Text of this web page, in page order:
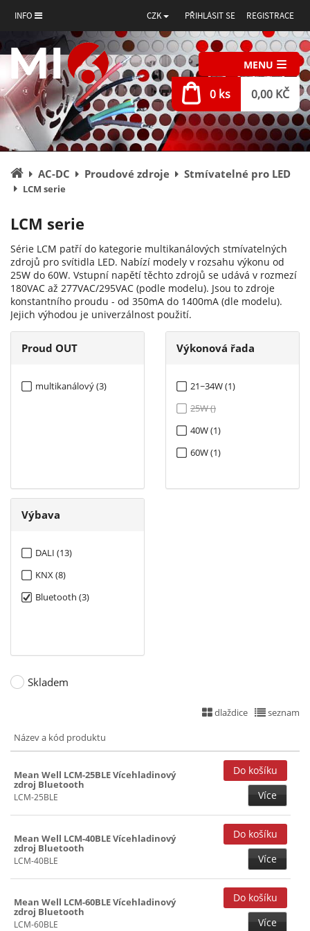
INFO CZK PŘIHLÁSIT SE REGISTRACE
MENU
0 ks 0,00 KČ
Úvodní
stránka
AC-DC Proudové zdroje Stmívatelné pro LED
LCM serie
LCM serie
Série LCM patří do kategorie multikanálových stmívatelných
zdrojů pro svítidla LED. Nabízí modely v rozsahu výkonu od
25W do 60W. Vstupní napětí těchto zdrojů se udává v rozmezí
180VAC až 277VAC/295VAC (podle modelu). Jsou to zdroje
konstantního proudu - od 350mA do 1400mA (dle modelu).
Jejich výhodou je univerzálnost použití.
Proud OUT
multikanálový (3)
Výkonová řada
21~34W (1)
25W ()
40W (1)
60W (1)
Výbava
DALI (13)
KNX (8)
Bluetooth (3)
Skladem
dlaždice seznam
Název a kód produktu
Mean Well LCM-25BLE Vícehladinový
zdroj Bluetooth
LCM-25BLE Více
Mean Well LCM-40BLE Vícehladinový
zdroj Bluetooth
LCM-40BLE Více
Mean Well LCM-60BLE Vícehladinový
zdroj Bluetooth
LCM-60BLE Více